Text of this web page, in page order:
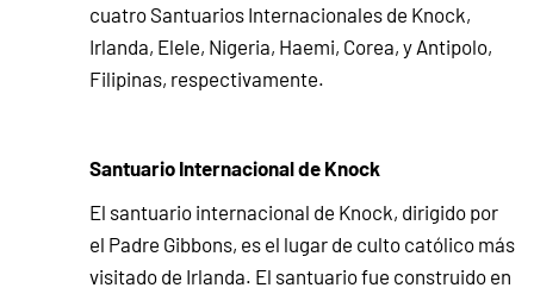
cuatro Santuarios Internacionales de Knock,
Irlanda, Elele, Nigeria, Haemi, Corea, y Antipolo,
Filipinas, respectivamente.
Santuario Internacional de Knock
El santuario internacional de Knock, dirigido por
el Padre Gibbons, es el lugar de culto católico más
visitado de Irlanda. El santuario fue construido en